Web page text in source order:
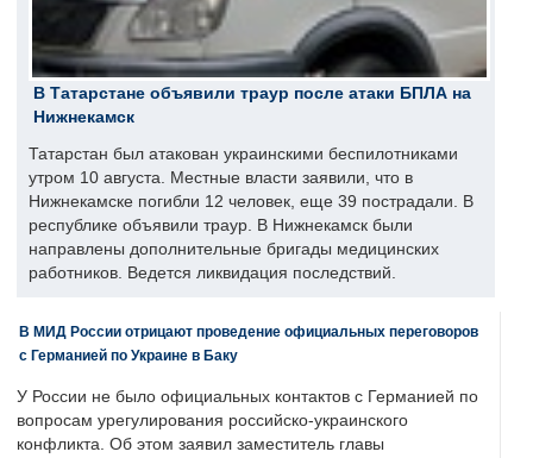
В Татарстане объявили траур после атаки БПЛА на
Нижнекамск
Татарстан был атакован украинскими беспилотниками
утром 10 августа. Местные власти заявили, что в
Нижнекамске погибли 12 человек, еще 39 пострадали. В
республике объявили траур. В Нижнекамск были
направлены дополнительные бригады медицинских
работников. Ведется ликвидация последствий.
В МИД России отрицают проведение официальных переговоров
с Германией по Украине в Баку
У России не было официальных контактов с Германией по
вопросам урегулирования российско-украинского
конфликта. Об этом заявил заместитель главы